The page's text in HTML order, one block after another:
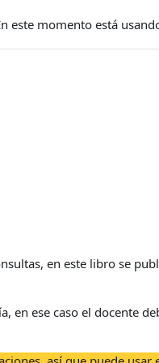
este momento está
en este libro se
en ese caso el docente